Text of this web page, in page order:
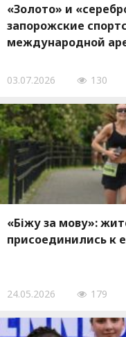
«Золото» и
запорожские
международной
03.07.2026 130
«Біжу за мову»:
присоединились к
24.05.2026 179